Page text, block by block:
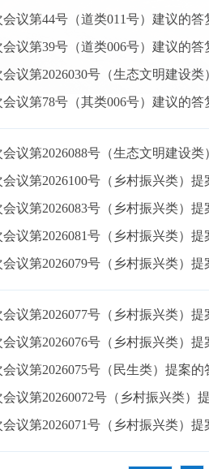
议第44号（道类011号）建议的答
议第39号（道类006号）建议的答
议第2026030号（生态文明建设
议第78号（其类006号）建议的答
议第2026088号（生态文明建设
议第2026100号（乡村振兴类）提
议第2026083号（乡村振兴类）提
议第2026081号（乡村振兴类）提
议第2026079号（乡村振兴类）提
议第2026077号（乡村振兴类）提
议第2026076号（乡村振兴类）提
议第2026075号（民生类）提案的
议第20260072号（乡村振兴类）
议第2026071号（乡村振兴类）提